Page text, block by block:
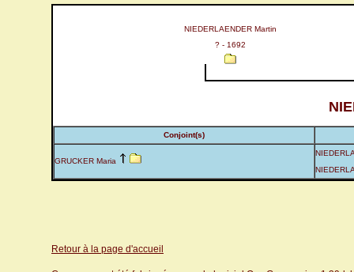
NIEDERLAENDER Martin
? - 1692
Conjoint(s)
GRUCKER Maria
Retour à la page d'accueil